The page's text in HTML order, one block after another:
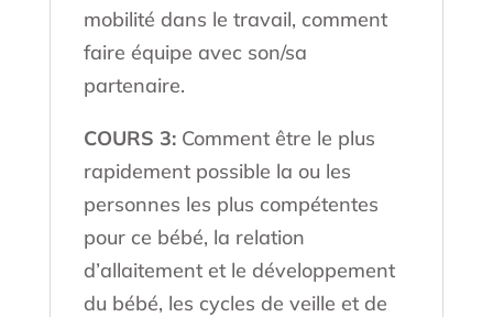
mobilité dans le travail, comment
faire équipe avec son/sa
partenaire.
COURS 3: Comment être le plus
rapidement possible la ou les
personnes les plus compétentes
pour ce bébé, la relation
d’allaitement et le développement
du bébé, les cycles de veille et de